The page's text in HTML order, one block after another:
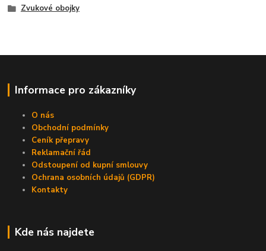
Zvukové obojky
Informace pro zákazníky
O nás
Obchodní podmínky
Ceník přepravy
Reklamační řád
Odstoupení od kupní smlouvy
Ochrana osobních údajů (GDPR)
Kontakty
Kde nás najdete